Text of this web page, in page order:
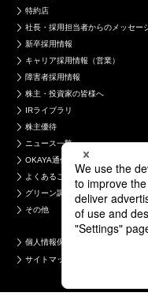
特約店
社長・採用担当者からのメッセー
新卒採用情報
キャリア採用情報（営業）
障害者採用情報
株主・投資家の皆様へ
IRライブラリ
株主優待
ニュース一覧
OKAYA通信
よくあるご質問
グリーン調達について
その他
個人情報保護方針
サイトマップ